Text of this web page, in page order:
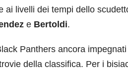
ai livelli dei tempi dello
e Bertoldi.
Panthers ancora
della classifica. Per i